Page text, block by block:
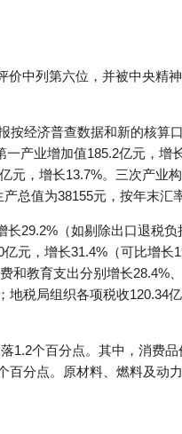
中列第六位，并被中央精
经济普查数据和新的核算
产业增加值185.2亿元，增
元，增长13.7%。三次产业
总值为38155元，按年末汇
29.2%（如剔除出口退税
元，增长31.4%（可比增长
教育支出分别增长28.4%
税局组织各项税收120.34
1.2个百分点。其中，消费
百分点。原材料、燃料及动